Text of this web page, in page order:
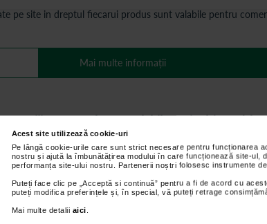
Acest site utilizează cookie-uri
Pe lângă cookie-urile care sunt strict necesare pentru funcționarea
nostru și ajută la îmbunătățirea modului în care funcționează site-
performanța site-ului nostru. Partenerii noștri folosesc instrumente
Puteți face clic pe „Acceptă si continuă” pentru a fi de acord cu
puteți modifica preferințele și, în special, vă puteți retrage
Mai multe detalii aici
pe site in dreptul fiecarui produs sunt valabile pentru
sprijin pe antebrat, reglabila pe inaltime, 1
si cauciuc;
Mai multe informații